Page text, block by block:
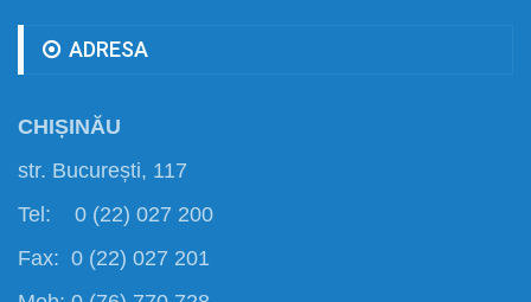
ADRESA
CHIȘINĂU
str. București, 117
Tel: 0 (22) 027 200
Fax: 0 (22) 027 201